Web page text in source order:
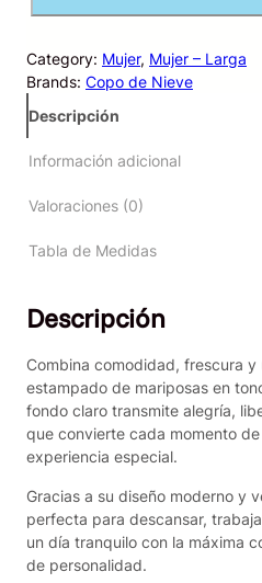
m
a
B
u
z
-
a
p
s
a
s
E
n
a
n
t
a
Category: Mujer, Mujer – Larga
Brands: Copo de Nieve
Descripción
Información adicional
Valoraciones (0)
Tabla de Medidas
Descripción
Combina comodidad, frescura y
estampado de mariposas en
fondo claro transmite alegría,
que convierte cada momento
experiencia especial.
Gracias a su diseño moderno y
perfecta para descansar,
un día tranquilo con la máxima
de personalidad.